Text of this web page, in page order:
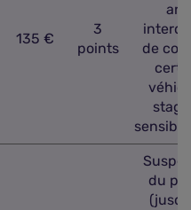
135 €
3
points
de
du